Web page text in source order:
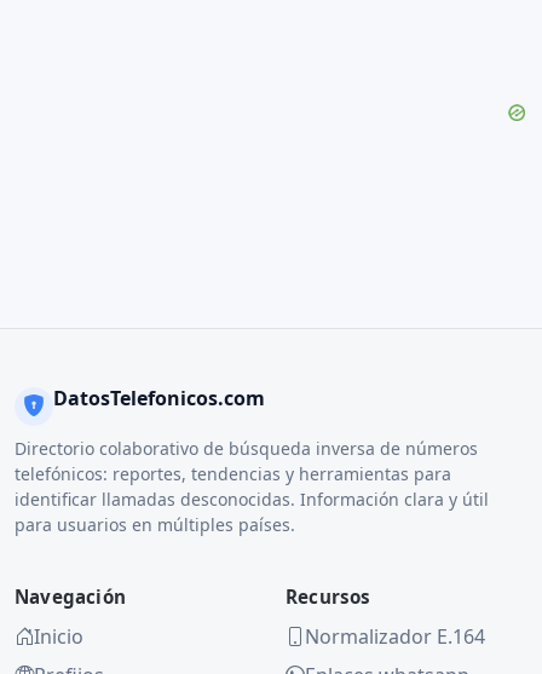
DatosTelefonicos.com
Directorio colaborativo de búsqueda inversa de números
telefónicos: reportes, tendencias y herramientas para
identificar llamadas desconocidas. Información clara y útil
para usuarios en múltiples países.
Navegación
Inicio
Recursos
Normalizador E.164